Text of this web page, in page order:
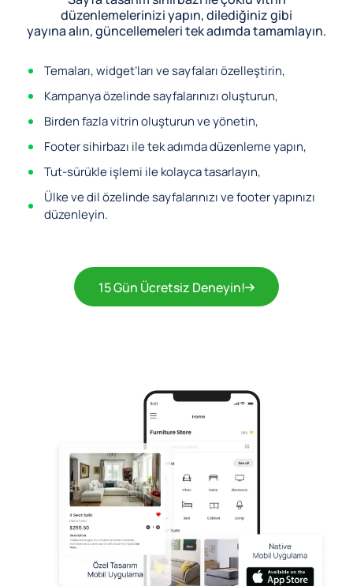
düzenlemelerinizi yapın, dilediğiniz gibi
yayına alın, güncellemeleri tek adımda tamamlayın.
Temaları, widget’ları ve sayfaları özelleştirin,
Kampanya özelinde sayfalarınızı oluşturun,
Birden fazla vitrin oluşturun ve yönetin,
Footer sihirbazı ile tek adımda düzenleme yapın,
Tut-sürükle işlemi ile kolayca tasarlayın,
Ülke ve dil özelinde sayfalarınızı ve footer yapınızı
düzenleyin.
15 Gün Ücretsiz Deneyin!